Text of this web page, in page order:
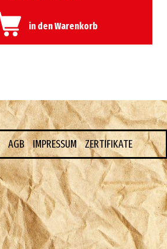
in den Warenkorb
AGB IMPRESSUM ZERTIFIKATE